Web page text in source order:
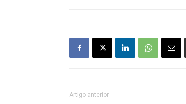
Artigo anterior